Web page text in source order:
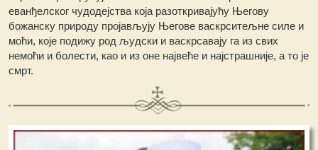
еванђелског чудодејства која разоткривајућу Његову
божанску природу пројављују Његове васкрситељне силе и
моћи, које подижу род људски и васкрсавају га из свих
немоћи и болести, као и из оне највеће и најстрашније, а то је
смрт.